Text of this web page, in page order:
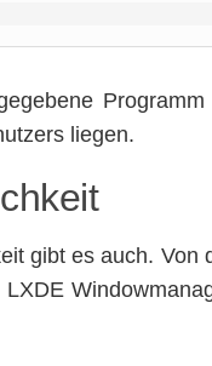
liegen.
gibt es auch. Von